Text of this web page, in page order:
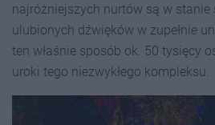
najróżniejszych nurtów są w
ulubionych dźwięków w zupełnie
ten właśnie sposób ok. 50 tysięcy
uroki tego niezwykłego kompleksu.